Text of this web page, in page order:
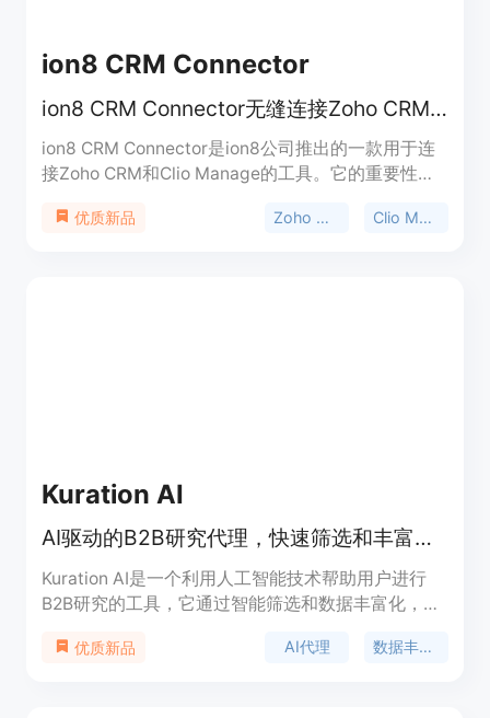
ion8 CRM Connector
ion8 CRM Connector无缝连接Zoho CRM与Clio，实现数据同步及功能交互。
ion8 CRM Connector是ion8公司推出的一款用于连
接Zoho CRM和Clio Manage的工具。它的重要性在
企业能够更高效地管理客户信息和业务流程。主要优
优质新品 Zoho CRM Clio Manage
Kuration AI
AI驱动的B2B研究代理，快速筛选和丰富潜在客户数据库。
Kuration AI是一个利用人工智能技术帮助用户进行
B2B研究的工具，它通过智能筛选和数据丰富化，帮
产品背景是帮助企业从混乱的数据中快速找到目标公
优质新品 AI代理 数据丰富化